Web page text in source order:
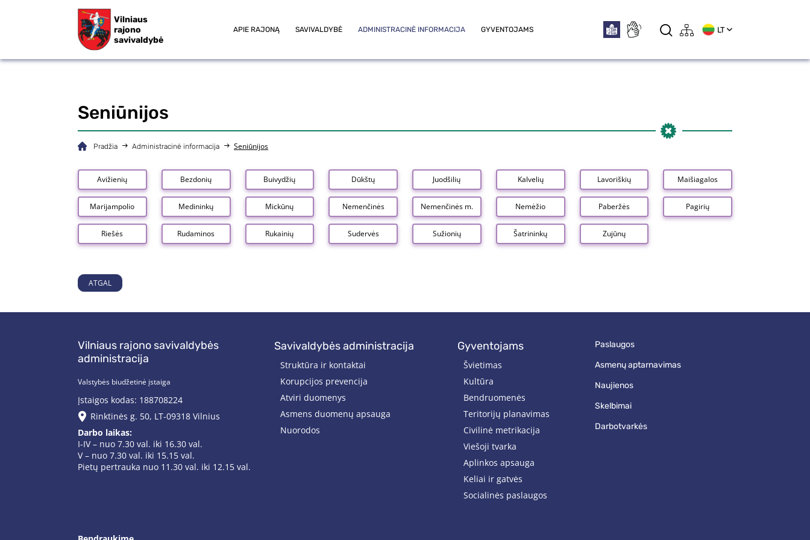
Vilniaus
rajono
savivaldybė
APIE RAJONĄ SAVIVALDYBĖ ADMINISTRACINĖ INFORMACIJA GYVENTOJAMS LT
Seniūnijos
Pradžia Administracinė informacija Seniūnijos
Avižienių Bezdonių Buivydžių Dūkštų Juodšilių Kalvelių Lavoriškių Maišiagalos
Marijampolio Medininkų Mickūnų Nemenčinės Nemenčinės m. Nemėžio Paberžės Pagirių
Riešės Rudaminos Rukainių Sudervės Sužionių Šatrininkų Zujūnų
ATGAL
Vilniaus rajono savivaldybės
administracija
Valstybės biudžetinė įstaiga
Įstaigos kodas: 188708224
Rinktinės g. 50, LT-09318 Vilnius
Darbo laikas:
I-IV – nuo 7.30 val. iki 16.30 val.
V – nuo 7.30 val. iki 15.15 val.
Pietų pertrauka nuo 11.30 val. iki 12.15 val.
savivaldybės administracija
Struktūra ir kontaktai
Korupcijos prevencija
Atviri duomenys
Asmens duomenų apsauga
Nuorodos
gyventojams
Švietimas
Kultūra
Bendruomenės
Teritorijų planavimas
Civilinė metrikacija
Viešoji tvarka
Aplinkos apsauga
Keliai ir gatvės
Socialinės paslaugos
paslaugos
asmenų aptarnavimas
naujienos
skelbimai
darbotvarkės